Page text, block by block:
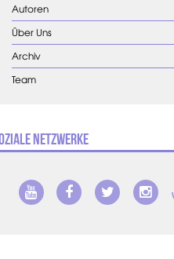
Autoren
Über Uns
Archiv
Team
Netzwerke